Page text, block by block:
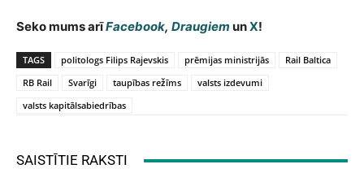
Seko mums arīFacebook, Draugiem unX!
TAGS politologs Filips Rajevskis prēmijas ministrijās
Rail Baltica
RB Rail
Svarīgi taupības režīms
valsts izdevumi
valsts kapitālsabiedrības
SAISTĪTIE RAKSTI